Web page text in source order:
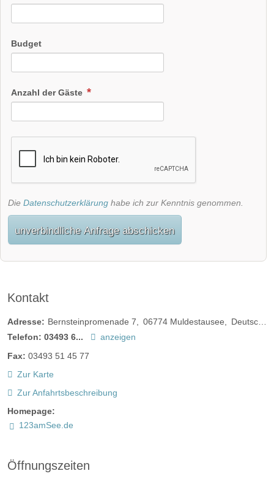
Budget
Anzahl der Gäste
Die Datenschutzerklärung habe ich zur Kenntnis genommen.
unverbindliche Anfrage abschicken
Kontakt
Adresse: Bernsteinpromenade 7 06774 Muldestausee
Deutschland
Telefon: 03493 6...
anzeigen
Fax: 03493 51 45 77
Zur Karte
Zur Anfahrtsbeschreibung
Homepage:
123amSee.de
Öffnungszeiten